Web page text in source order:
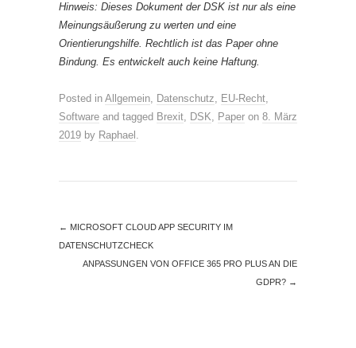
Hinweis: Dieses Dokument der DSK ist nur als eine
Meinungsäußerung zu werten und eine
Orientierungshilfe. Rechtlich ist das Paper ohne
Bindung. Es entwickelt auch keine Haftung.
Posted in Allgemein, Datenschutz, EU-Recht,
Software and tagged Brexit, DSK, Paper on 8. März
2019 by Raphael .
← MICROSOFT CLOUD APP SECURITY IM
DATENSCHUTZCHECK
ANPASSUNGEN VON OFFICE 365 PRO PLUS AN DIE
GDPR? →